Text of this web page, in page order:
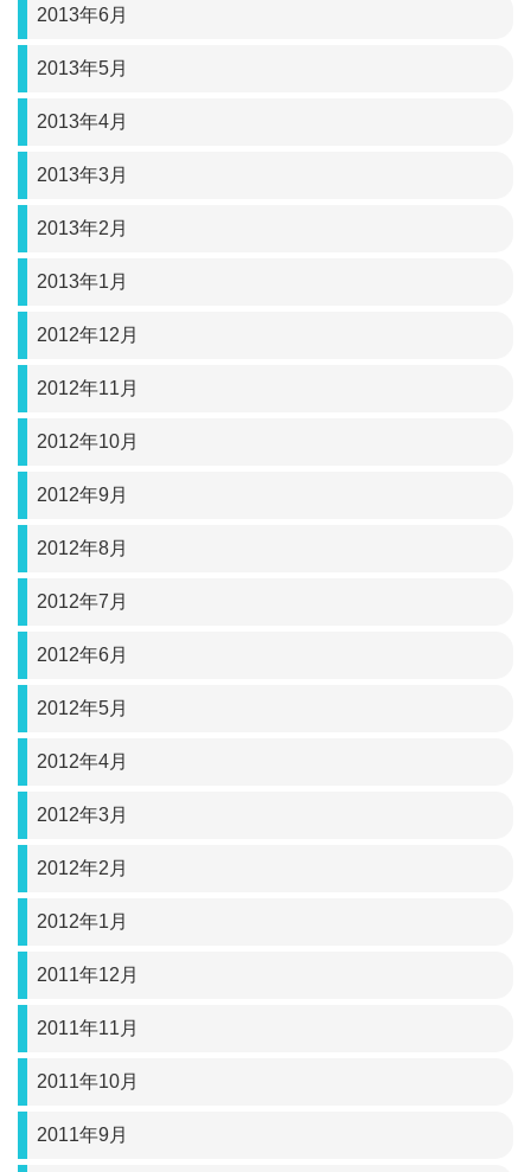
2013年6月
2013年5月
2013年4月
2013年3月
2013年2月
2013年1月
2012年12月
2012年11月
2012年10月
2012年9月
2012年8月
2012年7月
2012年6月
2012年5月
2012年4月
2012年3月
2012年2月
2012年1月
2011年12月
2011年11月
2011年10月
2011年9月